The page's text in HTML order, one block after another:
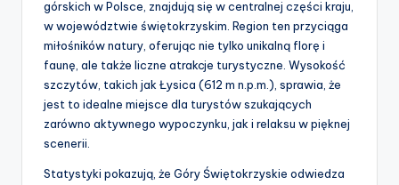
górskich w Polsce, znajdują się w centralnej części kraju,
w województwie świętokrzyskim. Region ten przyciąga
miłośników natury, oferując nie tylko unikalną florę i
faunę, ale także liczne atrakcje turystyczne. Wysokość
szczytów, takich jak Łysica (612 m n.p.m.), sprawia, że
jest to idealne miejsce dla turystów szukających
zarówno aktywnego wypoczynku, jak i relaksu w pięknej
scenerii.
Statystyki pokazują, że Góry Świętokrzyskie odwiedza